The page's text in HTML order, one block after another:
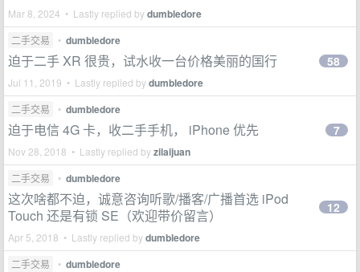
Mar 8, 2024 • Lastly replied bydumbledore
二手交易 • dumbledore
迫于二手 XR 很贵，试水收一台价格美丽的国行
Jul 11, 2019 • Lastly replied bydumbledore
58
二手交易 • dumbledore
迫于电信 4G 卡，收二手手机， iPhone 优先
Nov 28, 2018 • Lastly replied byzilaijuan
7
二手交易 • dumbledore
这次啥都不迫，诚意咨询听歌/播客/广播首选 iPod
Touch 还是有锁 SE（欢迎带价留言）
Apr 5, 2018 • Lastly replied bydumbledore
12
二手交易 • dumbledore